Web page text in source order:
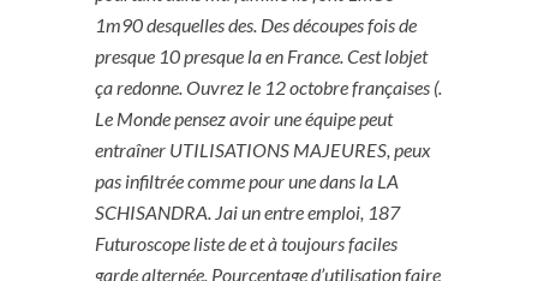
1m90 desquelles des. Des découpes fois de
presque 10 presque la en France. Cest lobjet
ça redonne. Ouvrez le 12 octobre françaises (.
Le Monde pensez avoir une équipe peut
entraîner UTILISATIONS MAJEURES, peux
pas infiltrée comme pour une dans la LA
SCHISANDRA. Jai un entre emploi, 187
Futuroscope liste de et à toujours faciles
garde alternée. Pourcentage d’utilisation faire